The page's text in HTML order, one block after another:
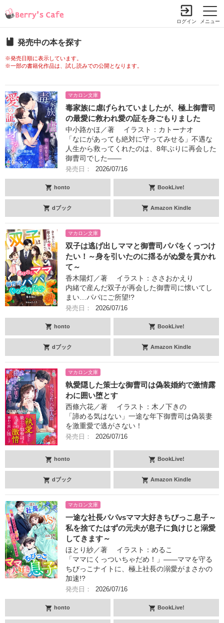
メニュー
ログイン
発売中の本を探す
※発売日順に表示しています。
※一部の書籍化作品は、試し読みでの公開となります。
マカロン文庫
毒家族に虐げられていましたが、極上御曹司
の最愛に救われ愛の証を身ごもりました
中小路かほ／著 イラスト：カトーナオ
「なにがあっても絶対に守ってみせる」不遇な
人生から救ってくれたのは、8年ぶりに再会した
御曹司でした――
発売日： 2026/07/16
honto BookLive!
dブック Amazon Kindle
マカロン文庫
双子は逃げ出しママと御曹司パパをくっつけ
たい！～身を引いたのに揺るがぬ愛を貫かれ
て～
香木陽灯／著 イラスト：ささおかえり
内緒で産んだ双子が再会した御曹司に懐いてし
まい…パパにご所望!?
発売日： 2026/07/16
honto BookLive!
dブック Amazon Kindle
マカロン文庫
執愛隠した策士な御曹司は偽装婚約で激情露
わに囲い堕とす
西條六花／著 イラスト：木ノ下きの
「諦める気はない」一途な年下御曹司は偽装妻
を激重愛で逃がさない！
発売日： 2026/07/16
honto BookLive!
dブック Amazon Kindle
マカロン文庫
一途な社長パパvsママ大好きちびっこ息子～
私を捨てたはずの元夫が息子に負けじと溺愛
してきます～
ほとり紗／著 イラスト：めるこ
「ママにくっついちゃだめ！」――ママを守る
ちびっこナイトに、極上社長の溺愛がまさかの
加速!?
発売日： 2026/07/16
honto BookLive!